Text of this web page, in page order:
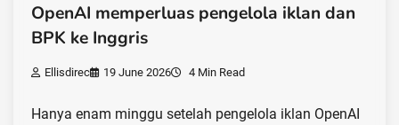
OpenAI memperluas pengelola iklan dan
BPK ke Inggris
Ellisdirec 19 June 2026 4 Min Read
Hanya enam minggu setelah pengelola iklan OpenAI